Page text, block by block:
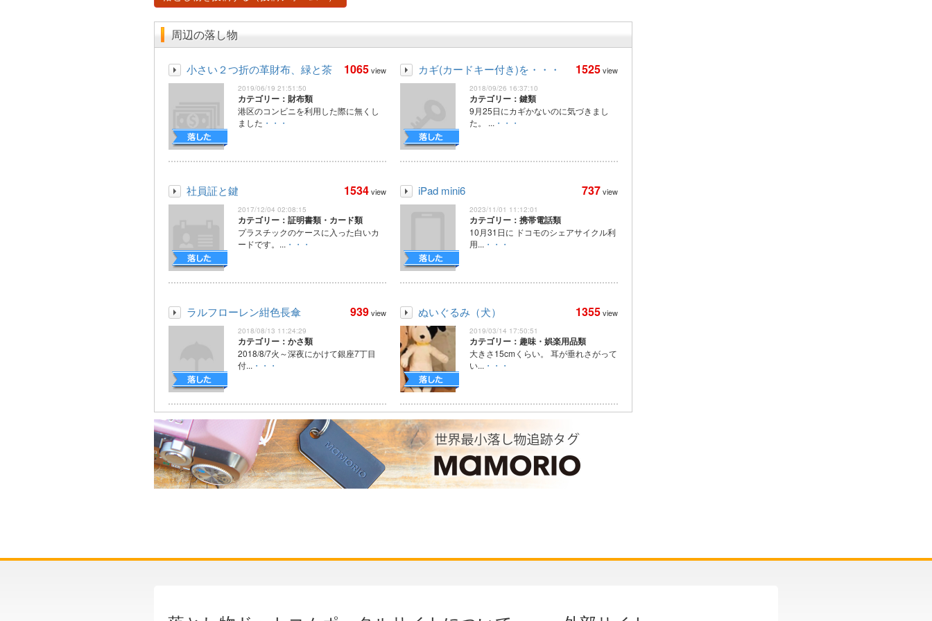
周辺の落し物
小さい２つ折の革財布、緑と茶 1065view
2019/06/19 21:51:50
カテゴリー：財布類
港区のコンビニを利用した際に無くし
ました ・・・
カギ(カードキー付き)を・・・ 1525view
2018/09/26 16:37:10
カテゴリー：鍵類
9月25日にカギかないのに気づきまし
た。 ... ・・・
社員証と鍵 1534view
2017/12/04 02:08:15
カテゴリー：証明書類・カード類
プラスチックのケースに入った白いカ
ードです。... ・・・
iPad mini6 737view
2023/11/01 11:12:01
カテゴリー：携帯電話類
10月31日に ドコモのシェアサイクル利
用... ・・・
ラルフローレン紺色長傘 939view
2018/08/13 11:24:29
カテゴリー：かさ類
2018/8/7火～深夜にかけて銀座7丁目
付... ・・・
ぬいぐるみ（犬） 1355view
2019/03/14 17:50:51
カテゴリー：趣味・娯楽用品類
大きさ15cmくらい。 耳が垂れさがって
い... ・・・